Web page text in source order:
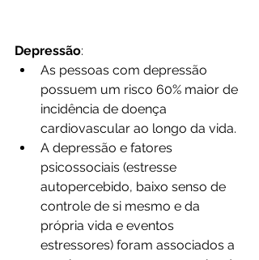
Depressão:
As pessoas com depressão
possuem um risco 60% maior de
incidência de doença
cardiovascular ao longo da vida.
A depressão e fatores
psicossociais (estresse
autopercebido, baixo senso de
controle de si mesmo e da
própria vida e eventos
estressores) foram associados a